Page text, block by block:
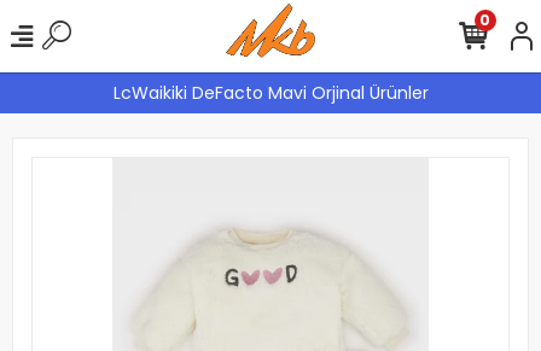
LcWaikiki DeFacto Mavi Orjinal Ürünler
0